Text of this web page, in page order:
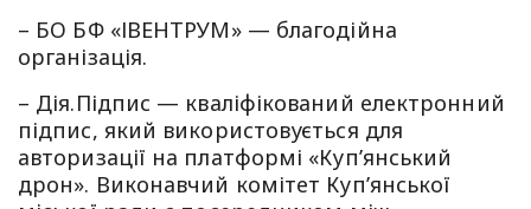
– БО БФ «ІВЕНТРУМ» — благодійна
організація.
– Дія.Підпис — кваліфікований електронний
підпис, який використовується для
авторизації на платформі «Куп’янський
дрон». Виконавчий комітет Куп’янської